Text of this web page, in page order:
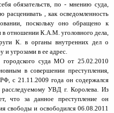
обязательств, по - мнению суда,
расценивать , как осведомленность
поскольку оно обращено к
в отношении К.A.M. уголовного дела,
К. в органы внутренних дел о
и угрозами в ее адрес.
городского суда МО от 25.02.2010
в совершении преступления,
с 21.11.2009 года он содержался
УВД г. Королева. Из
что за данное преступление он
свободы и освободился 06.08.2011